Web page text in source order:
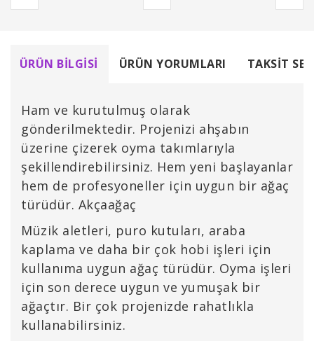
ÜRÜN BILGISI ÜRÜN YORUMLARI TAKSIT
Ham ve kurutulmuş olarak
gönderilmektedir. Projenizi ahşabın
üzerine çizerek oyma takımlarıyla
şekillendirebilirsiniz. Hem yeni başlayanlar
hem de profesyoneller için uygun bir ağaç
türüdür. Akçaağaç
Müzik aletleri, puro kutuları, araba
kaplama ve daha bir çok hobi işleri için
kullanıma uygun ağaç türüdür. Oyma işleri
için son derece uygun ve yumuşak bir
ağaçtır. Bir çok projenizde rahatlıkla
kullanabilirsiniz.